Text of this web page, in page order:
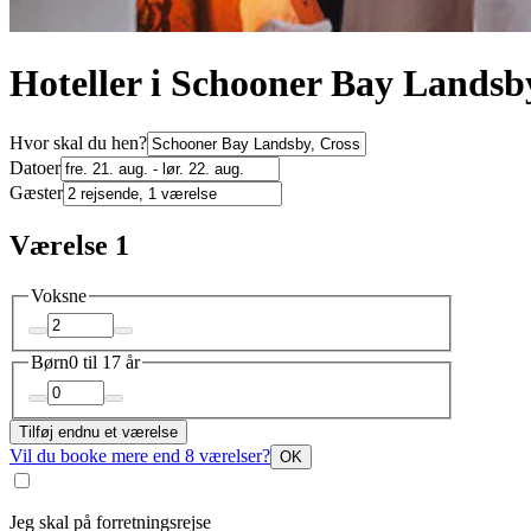
Hoteller i Schooner Bay
Hvor skal du hen?
Datoer
Gæster
Værelse 1
Voksne
Børn0 til 17 år
Tilføj endnu et værelse
Vil du booke mere end 8 værelser? OK
Jeg skal på forretningsrejse